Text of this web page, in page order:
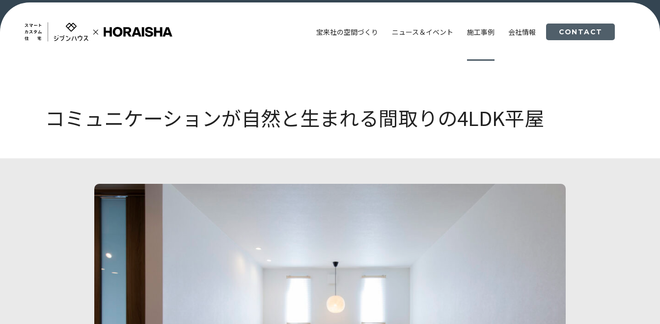
宝来社の空間づくり ニュース＆イベント 施工事例 会社情報 CONTACT
コミュニケーションが自然と生まれる間取りの4LDK平屋